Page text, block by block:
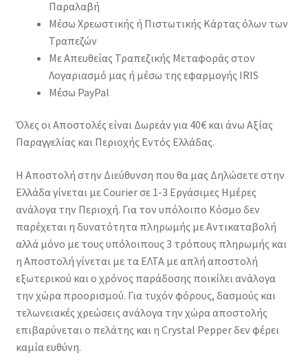
Παραλαβή
Μέσω Χρεωστικής ή Πιστωτικής Κάρτας όλων των
Τραπεζών
Με Απευθείας Τραπεζικής Μεταφοράς στον
Λογαριασμό μας ή μέσω της εφαρμογής IRIS
Μέσω PayPal
Όλες οι Αποστολές είναι Δωρεάν για 40€ και άνω Αξίας
Παραγγελίας και Περιοχής Εντός Ελλάδας.
Η Αποστολή στην Διεύθυνση που θα μας Δηλώσετε στην
Ελλάδα γίνεται με Courier σε 1-3 Εργάσιμες Ημέρες
ανάλογα την Περιοχή. Για τον υπόλοιπο Κόσμο δεν
παρέχεται η δυνατότητα πληρωμής με Αντικαταβολή
αλλά μόνο με τους υπόλοιπους 3 τρόπους πληρωμής και
η Αποστολή γίνεται με τα ΕΛΤΑ με απλή αποστολή
εξωτερικού και ο χρόνος παράδοσης ποικίλει ανάλογα
την χώρα προορισμού. Για τυχόν φόρους, δασμούς και
τελωνειακές χρεώσεις ανάλογα την χώρα αποστολής
επιβαρύνεται ο πελάτης και η Crystal Pepper δεν φέρει
καμία ευθύνη.